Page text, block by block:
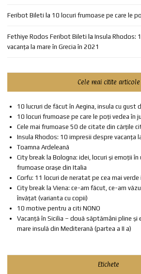
Feribot Bileti la 10 locuri frumoase pe care le
Fethiye Rodos Feribot Bileti la Insula Rhodos:
vacanța la mare în Grecia în 2021
Cele mai citite articole
10 lucruri de făcut în Aegina, insula cu gust
10 locuri frumoase pe care le poți vedea în
Cele mai frumoase 50 de citate din cărțile
Insula Rhodos: 10 impresii despre vacanța
Toamna Ardeleană
City break la Bologna: idei, locuri și emoții în
frumoase orașe din Italia
Corfu: 11 locuri de neratat pe cea mai verde
City break la Viena: ce-am făcut, ce-am
învățat (varianta cu copii)
10 motive pentru a citi NONO
Vacanță în Sicilia – două săptămâni pline și
mare insulă din Mediterană (partea a II a)
Etichete